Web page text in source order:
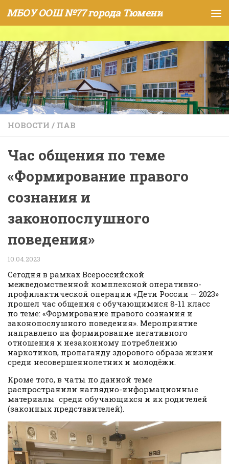
Skip to content
МБОУ ООШ №77 города Тюмени
НОВОСТИ / ПАВ
Час общения по теме
«Формирование правого
сознания и
законопослушного
поведения»
10.04.2023
Сегодня в рамках Всероссийской
межведомственной комплексной оперативно-
профилактической операции «Дети России — 2023»
прошел час общения с обучающимися 8-11 класс
по теме: «Формирование правого сознания и
законопослушного поведения». Мероприятие
направлено на формирование негативного
отношения к незаконному потреблению
наркотиков, пропаганду здорового образа жизни
среди несовершеннолетних и молодёжи.
Кроме того, в чаты по данной теме
распространили наглядно-информационные
материалы среди обучающихся и их родителей
(законных представителей).